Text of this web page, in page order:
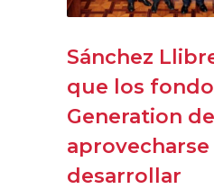
Sánchez
que los
Generation
aprovecharse
desarrollar